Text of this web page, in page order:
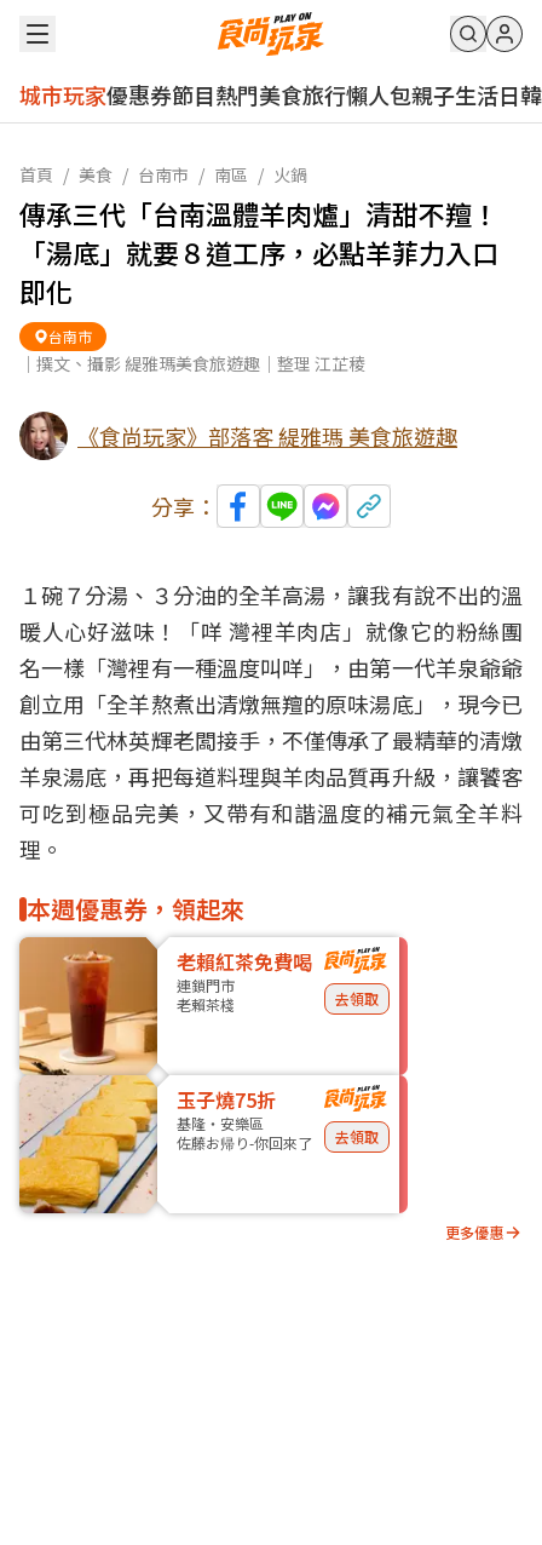
城市玩家優惠券節目熱門美食旅行懶人包親子生活日韓
首頁 / 美食 / 台南市 / 南區 / 火鍋
傳承三代「台南溫體羊肉爐」清甜不羶！
「湯底」就要８道工序，必點羊菲力入口
即化
台南市
｜撰文、攝影 緹雅瑪美食旅遊趣｜整理 江芷稜
《食尚玩家》部落客 緹雅瑪 美食旅遊趣
分享：
１碗７分湯、３分油的全羊高湯，讓我有說不出的溫
暖人心好滋味！「咩 灣裡羊肉店」就像它的粉絲團
名一樣「灣裡有一種溫度叫咩」，由第一代羊泉爺爺
創立用「全羊熬煮出清燉無羶的原味湯底」，現今已
由第三代林英輝老闆接手，不僅傳承了最精華的清燉
羊泉湯底，再把每道料理與羊肉品質再升級，讓饕客
可吃到極品完美，又帶有和諧溫度的補元氣全羊料
理 。
本週優惠券，領起來
老賴紅茶免費喝
連鎖門市
老賴茶棧
去領取
玉子燒75折
基隆・安樂區
佐藤お帰り-你回來了
去領取
更多優惠